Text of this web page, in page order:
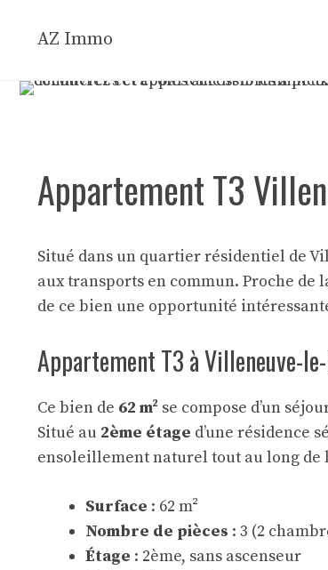
AZ Immo
Appartement T3
Situé dans un quartier résidentiel de
aux transports en commun. Proche de
de ce bien une opportunité
Appartement T3 à Villeneuve-
Ce bien de 62 m² se compose d’un
Situé au 2ème étage d’une résidence
ensoleillement naturel tout au long de
Surface : 62 m²
Nombre de pièces : 3 (2
Étage : 2ème, sans ascenseur